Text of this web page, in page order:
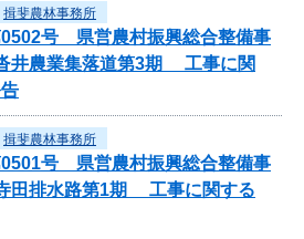
揖斐農林事務所
0502号 県営農村振興総合整備事
農業集落道第3期 工事に関
揖斐農林事務所
0501号 県営農村振興総合整備事
排水路第1期 工事に関する